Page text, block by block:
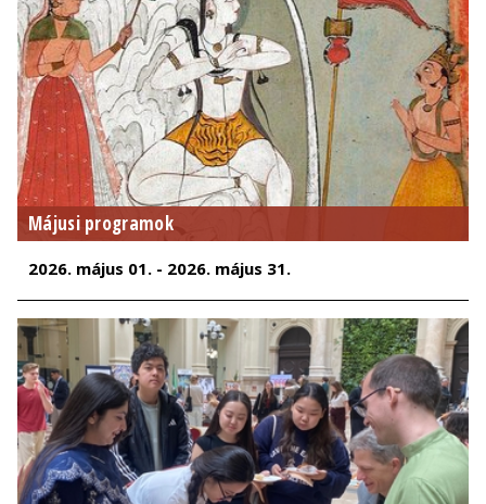
Májusi programok
2026. május 01. - 2026. május 31.